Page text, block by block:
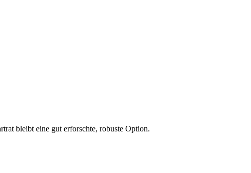
bleibt eine gut erforschte, robuste Option.